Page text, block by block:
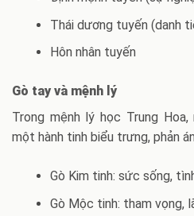
Thái dương tuyến (danh
Hôn nhân tuyến
Gò tay và mệnh lý
Trong mệnh lý học Trung
một hành tinh biểu trưng, phản
Gò Kim tinh: sức sống,
Gò Mộc tinh: tham vọng,